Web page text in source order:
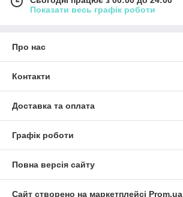
Показати весь графік роботи
Про нас
Контакти
Доставка та оплата
Графік роботи
Повна версія сайту
Сайт створено на маркетплейсі Prom.ua